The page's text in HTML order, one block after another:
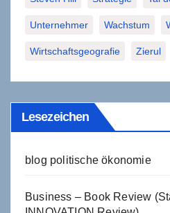
Unternehmer Wachstum
Wirtschaftsgeografie Zierul
Lesezeichen
blog politische ökonomie
Business – Book Review